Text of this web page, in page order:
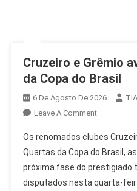
Cruzeiro e Grêmio
da Copa do Brasil
6 De Agosto De 2026
Leave A CommentOn
E
Grêmio
Avançam
Às
Os renomados clubes
Quartas da Copa do Brasil,
próxima fase do prestigiado
disputados nesta quarta-